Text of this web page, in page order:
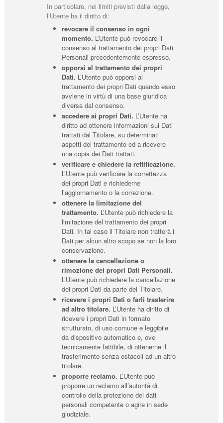
In particolare, nei limiti previsti dalla legge,
l’Utente ha il diritto di:
revocare il consenso in ogni
momento. L’Utente può revocare il
consenso al trattamento dei propri Dati
Personali precedentemente espresso.
opporsi al trattamento dei propri
Dati. L’Utente può opporsi al
trattamento dei propri Dati quando esso
avviene in virtù di una base giuridica
diversa dal consenso.
accedere ai propri Dati. L’Utente ha
diritto ad ottenere informazioni sui Dati
trattati dal Titolare, su determinati
aspetti del trattamento ed a ricevere
una copia dei Dati trattati.
verificare e chiedere la rettificazione.
L’Utente può verificare la correttezza
dei propri Dati e richiederne
l’aggiornamento o la correzione.
ottenere la limitazione del
trattamento. L’Utente può richiedere la
limitazione del trattamento dei propri
Dati. In tal caso il Titolare non tratterà i
Dati per alcun altro scopo se non la loro
conservazione.
ottenere la cancellazione o
rimozione dei propri Dati Personali.
L’Utente può richiedere la cancellazione
dei propri Dati da parte del Titolare.
ricevere i propri Dati o farli trasferire
ad altro titolare. L’Utente ha diritto di
ricevere i propri Dati in formato
strutturato, di uso comune e leggibile
da dispositivo automatico e, ove
tecnicamente fattibile, di ottenerne il
trasferimento senza ostacoli ad un altro
titolare.
proporre reclamo. L’Utente può
proporre un reclamo all’autorità di
controllo della protezione dei dati
personali competente o agire in sede
giudiziale.